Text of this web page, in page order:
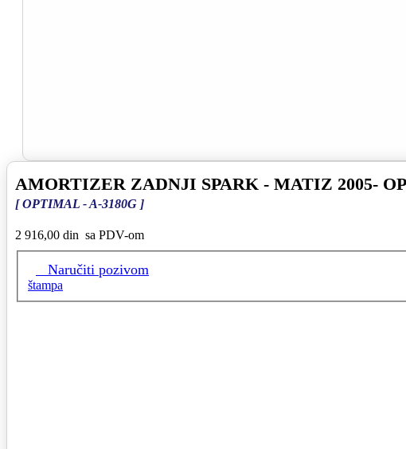
AMORTIZER ZADNJI SPARK - MATIZ 2005-
[ OPTIMAL - A-3180G ]
2 916,00 din sa PDV-om
Naručiti pozivom
štampa